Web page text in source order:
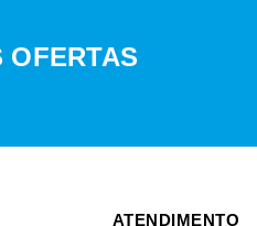
OFERTAS
ATENDIMENTO